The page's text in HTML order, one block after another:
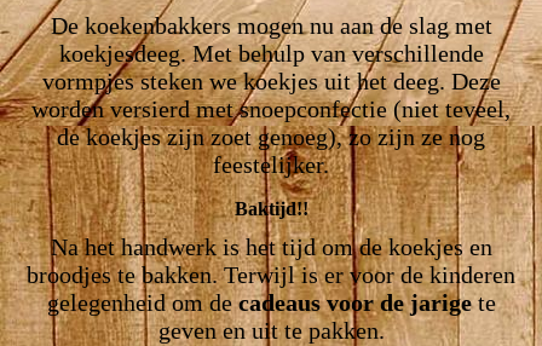
De koekenbakkers mogen nu aan de slag met
koekjesdeeg. Met behulp van verschillende
vormpjes steken we koekjes uit het deeg. Deze
worden versierd met snoepconfectie (niet teveel,
de koekjes zijn zoet genoeg), zo zijn ze nog
feestelijker.
Baktijd!!
Na het handwerk is het tijd om de koekjes en
broodjes te bakken. Terwijl is er voor de kinderen
gelegenheid om decadeaus voor de jarigete
geven en uit te pakken.